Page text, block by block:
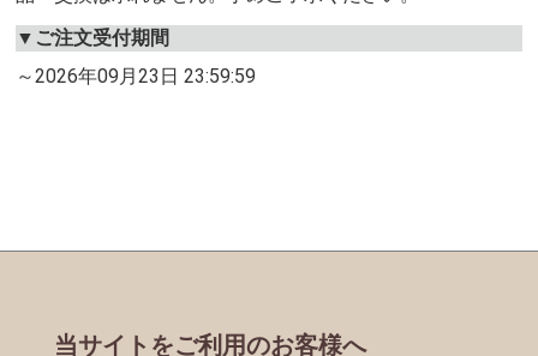
▼ご注文受付期間
～2026年09月23日 23:59:59
当サイトをご利用のお客様へ